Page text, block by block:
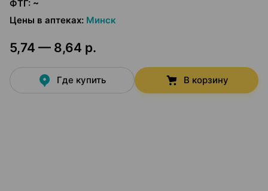
ФТГ: ~
Цены в аптеках: Минск
5,74 — 8,64 р.
Где купить В корзину